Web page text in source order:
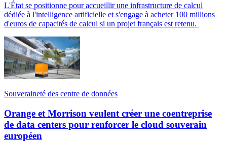
L'État se positionne pour accueillir une infrastructure de calcul
dédiée à l'intelligence artificielle et s'engage à acheter 100 millions
d'euros de capacités de calcul si un projet français est retenu.
Souveraineté des centre de données
Orange et Morrison veulent créer une coentreprise
de data centers pour renforcer le cloud souverain
européen